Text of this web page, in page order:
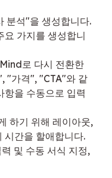
분석"을 생성합니다.
요 가지를 생성합니
로 다시 전환한
"가격", "CTA"와 같
항을 수동으로 입력
하기 위해 레이아웃,
시간을 할애합니다.
및 수동 서식 지정,